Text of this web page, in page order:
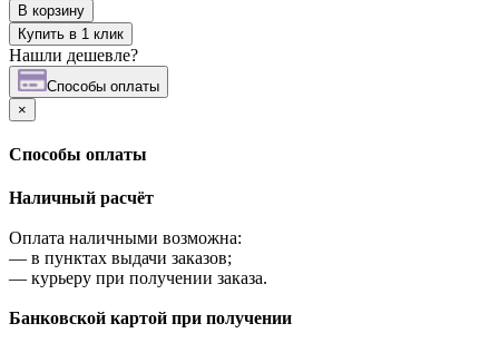
В корзину
Купить в 1 клик
Нашли дешевле?
Cпособы оплаты
×
Cпособы оплаты
Наличный расчёт
Оплата наличными возможна:
— в пунктах выдачи заказов;
— курьеру при получении заказа.
Банковской картой при получении